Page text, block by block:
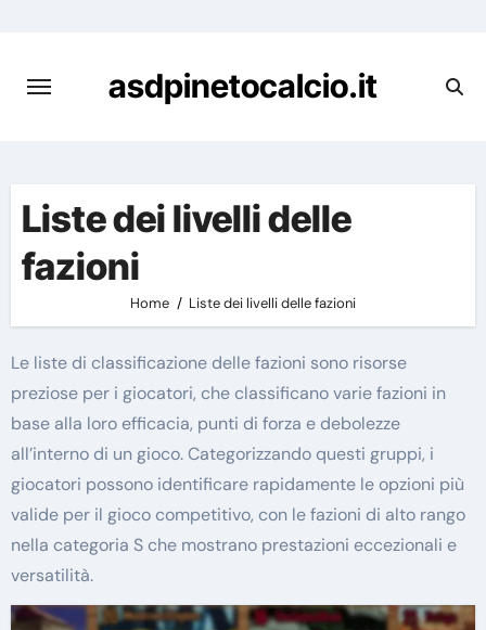
content
asdpinetocalcio.it
Liste dei livelli delle
fazioni
Home Liste dei livelli delle fazioni
Le liste di classificazione delle fazioni sono risorse
preziose per i giocatori, che classificano varie fazioni in
base alla loro efficacia, punti di forza e debolezze
all’interno di un gioco. Categorizzando questi gruppi, i
giocatori possono identificare rapidamente le opzioni più
valide per il gioco competitivo, con le fazioni di alto rango
nella categoria S che mostrano prestazioni eccezionali e
versatilità.